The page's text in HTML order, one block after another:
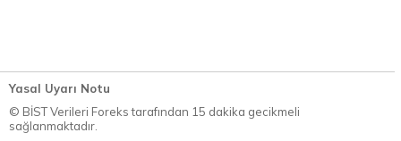
Yasal Uyarı Notu
© BİST Verileri Foreks tarafından 15 dakika gecikmeli
sağlanmaktadır.